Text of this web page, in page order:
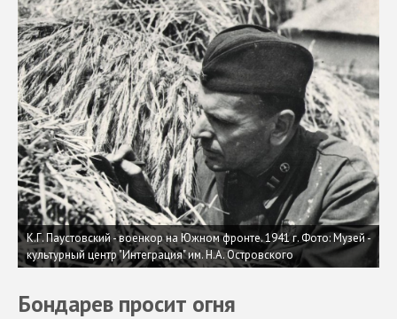
К.Г. Паустовский - военкор на Южном фронте. 1941 г. Фото: Музей -
культурный центр "Интеграция" им. Н.А. Островского
Бондарев просит огня